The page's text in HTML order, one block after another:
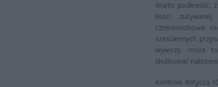
Warto podkreślić,
ilości
czteroosobowa
sześciennych
wywozy, może
skutkować
Kontrole dotyczą